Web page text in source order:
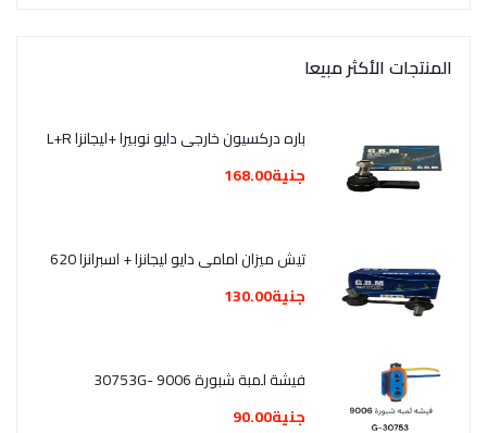
المنتجات الأكثر مبيعا
باره دركسيون خارجى دايو نوبيرا +ليجانزا L+R
جنية168.00
تيش ميزان امامى دايو ليجانزا + اسبرانزا 620
جنية130.00
فيشة لمبة شبورة 9006 -30753G
جنية90.00